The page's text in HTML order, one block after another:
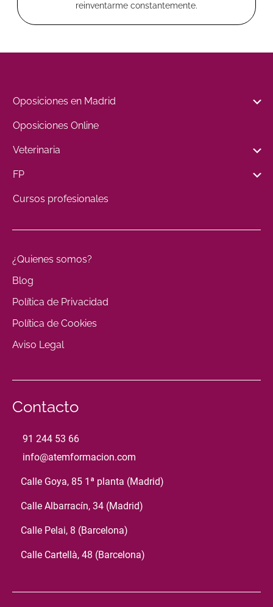
reinventarme constantemente.
Oposiciones en Madrid
Oposiciones Online
Veterinaria
FP
Cursos profesionales
¿Quienes somos?
Blog
Política de Privacidad
Política de Cookies
Aviso Legal
Contacto
91 244 53 66
info@atemformacion.com
Calle Goya, 85 1ª planta (Madrid)
Calle Albarracín, 34 (Madrid)
Calle Pelai, 8 (Barcelona)
Calle Cartellà, 48 (Barcelona)